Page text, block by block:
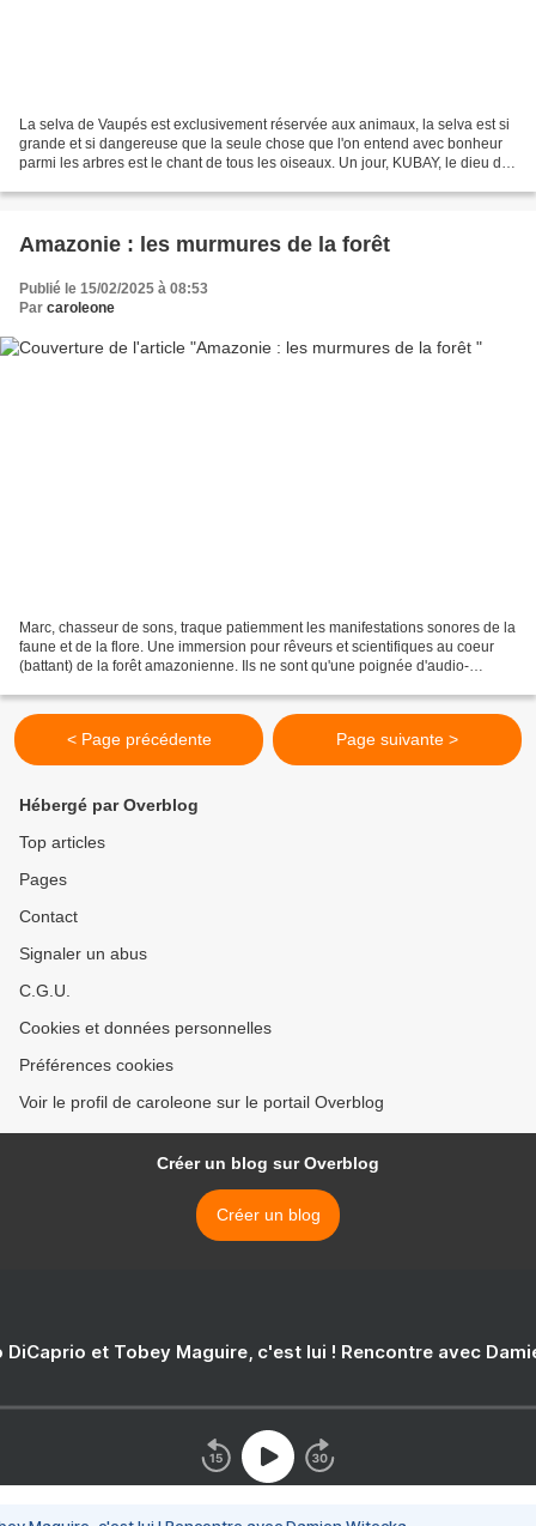
La selva de Vaupés est exclusivement réservée aux animaux, la selva est si
grande et si dangereuse que la seule chose que l'on entend avec bonheur
parmi les arbres est le chant de tous les oiseaux. Un jour, KUBAY, le dieu des
Amazonie : les murmures de la forêt
Publié le 15/02/2025 à 08:53
Par caroleone
Marc, chasseur de sons, traque patiemment les manifestations sonores de la
faune et de la flore. Une immersion pour rêveurs et scientifiques au coeur
(battant) de la forêt amazonienne. Ils ne sont qu'une poignée d'audio-
< Page précédente Page suivante >
Hébergé par Overblog
Top articles
Pages
Contact
Signaler un abus
C.G.U.
Cookies et données personnelles
Préférences cookies
Voir le profil de caroleone sur le portail Overblog
Créer un blog sur Overblog
Créer un blog
DiCaprio et Tobey Maguire, c'est lui ! Rencontre avec